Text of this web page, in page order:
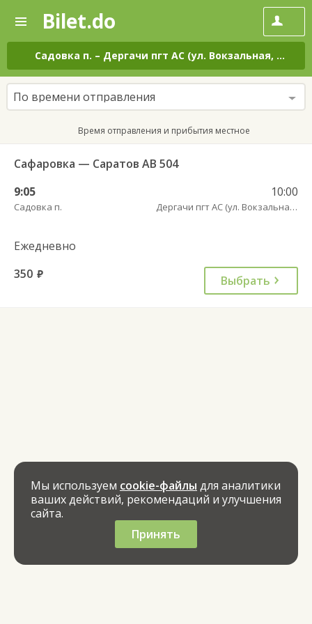
—
Поиск
и
покупка
билетов
на
автобус
онлайн
Bilet.do
Садовка п. – Дергачи пгт АС (ул. Вокзальная, 5А)
По времени отправления
Время отправления и прибытия местное
Сафаровка — Саратов АВ 504
9:05
Садовка п.
10:00
Дергачи пгт АС (ул. Вокзальная, 5А)
Ежедневно
350 руб. Выбрать
Мы используем cookie-файлы для аналитики
ваших действий, рекомендаций и улучшения
сайта.
Принять